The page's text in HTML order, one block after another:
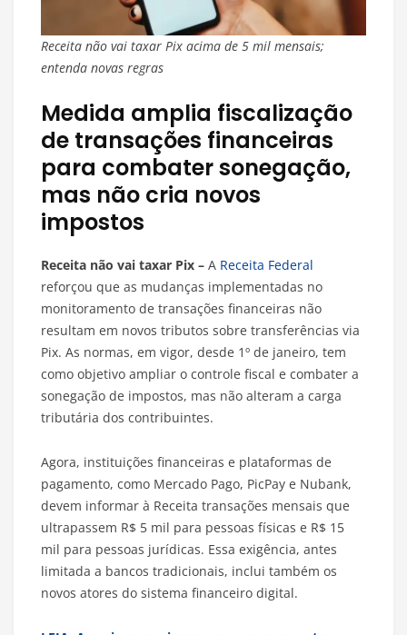
Receita não vai taxar Pix acima de 5 mil mensais;
entenda novas regras
Medida amplia fiscalização
de transações financeiras
para combater sonegação,
mas não cria novos
impostos
Receita não vai taxar Pix – A Receita Federal
reforçou que as mudanças implementadas no
monitoramento de transações financeiras não
resultam em novos tributos sobre transferências via
Pix. As normas, em vigor, desde 1º de janeiro, tem
como objetivo ampliar o controle fiscal e combater a
sonegação de impostos, mas não alteram a carga
tributária dos contribuintes.
Agora, instituições financeiras e plataformas de
pagamento, como Mercado Pago, PicPay e Nubank,
devem informar à Receita transações mensais que
ultrapassem R$ 5 mil para pessoas físicas e R$ 15
mil para pessoas jurídicas. Essa exigência, antes
limitada a bancos tradicionais, inclui também os
novos atores do sistema financeiro digital.